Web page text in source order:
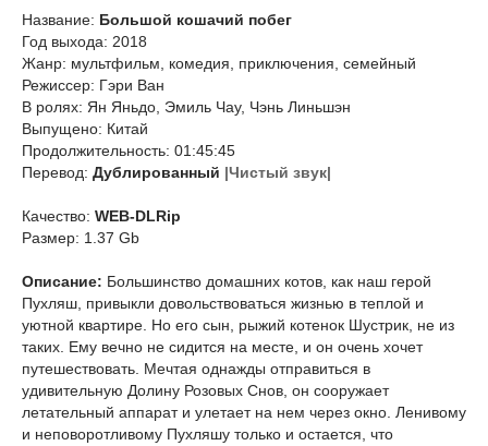
Название: Большой кошачий побег
Год выхода: 2018
Жанр: мультфильм, комедия, приключения, семейный
Режиссер: Гэри Ван
В ролях: Ян Яньдо, Эмиль Чау, Чэнь Линьшэн
Выпущено: Китай
Продолжительность: 01:45:45
Перевод: Дублированный |Чистый звук|
Качество: WEB-DLRip
Размер: 1.37 Gb
Описание: Большинство домашних котов, как наш герой
Пухляш, привыкли довольствоваться жизнью в теплой и
уютной квартире. Но его сын, рыжий котенок Шустрик, не из
таких. Ему вечно не сидится на месте, и он очень хочет
путешествовать. Мечтая однажды отправиться в
удивительную Долину Розовых Снов, он сооружает
летательный аппарат и улетает на нем через окно. Ленивому
и неповоротливому Пухляшу только и остается, что